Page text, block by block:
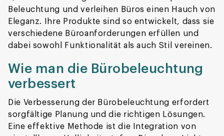
Beleuchtung und verleihen Büros einen Hauch von
Eleganz. Ihre Produkte sind so entwickelt, dass sie
verschiedene Büroanforderungen erfüllen und
dabei sowohl Funktionalität als auch Stil vereinen.
Wie man die Bürobeleuchtung
verbessert
Die Verbesserung der Bürobeleuchtung erfordert
sorgfältige Planung und die richtigen Lösungen.
Eine effektive Methode ist die Integration von